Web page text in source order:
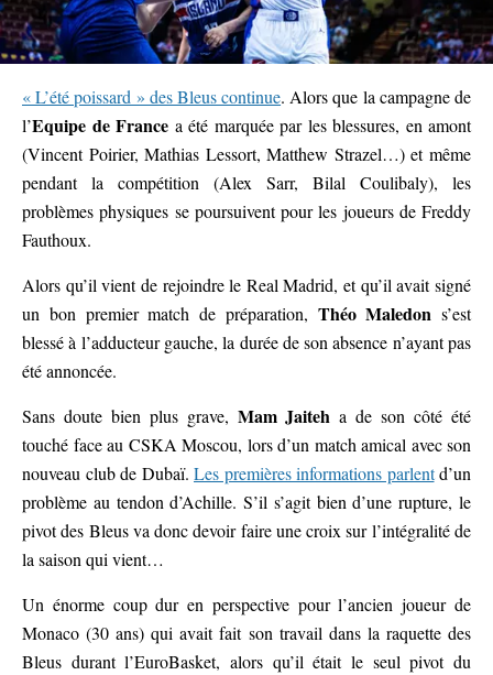
« L’été poissard » des Bleus continue. Alors que la campagne de
l’Equipe de France a été marquée par les blessures, en amont
(Vincent Poirier, Mathias Lessort, Matthew Strazel…) et même
pendant la compétition (Alex Sarr, Bilal Coulibaly), les
problèmes physiques se poursuivent pour les joueurs de Freddy
Fauthoux.
Alors qu’il vient de rejoindre le Real Madrid, et qu’il avait signé
un bon premier match de préparation, Théo Maledon s’est
blessé à l’adducteur gauche, la durée de son absence n’ayant pas
été annoncée.
Sans doute bien plus grave, Mam Jaiteh a de son côté été
touché face au CSKA Moscou, lors d’un match amical avec son
nouveau club de Dubaï. Les premières informations parlentd’un
problème au tendon d’Achille. S’il s’agit bien d’une rupture, le
pivot des Bleus va donc devoir faire une croix sur l’intégralité de
la saison qui vient…
Un énorme coup dur en perspective pour l’ancien joueur de
Monaco (30 ans) qui avait fait son travail dans la raquette des
Bleus durant l’EuroBasket, alors qu’il était le seul pivot du